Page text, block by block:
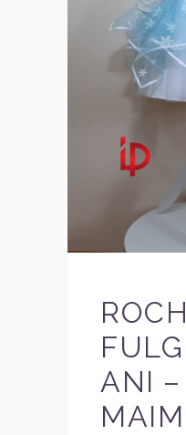
ANI –